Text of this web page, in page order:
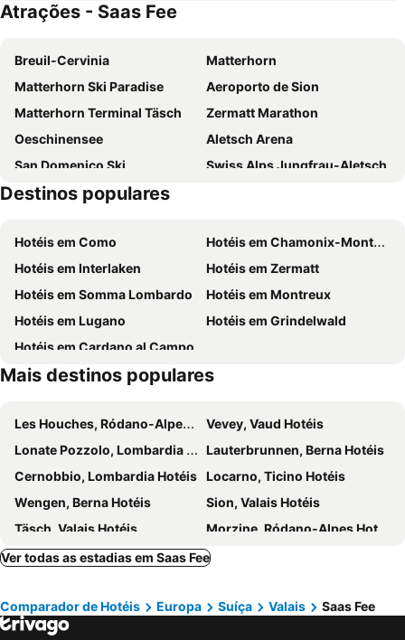
Hotel Ambassador Zermatt
Hotel Bahnhof
Hotel Butterfly
Revier Mountain Lodge Saas-Fee
Hotel City
Alex Alpine Resort - Spa & Sports
Hotel AMBiANCE
Hotel Testa Grigia
Grand Hotel Zermatterhof
Matterhorn FOCUS Design Hotel
Hotel Taescherhof
Naco Aparthotel by Arca Spa
BaseCamp Hotel
Hotel Adonis
3100 Kulmhotel Gornergrat
Hotel Klein Matterhorn
Hotel Signal
Schweizerhof Zermatt
BEAUSiTE Zermatt
Hotel Alphubel
Hotel Simi
Hotel Weisshorn
Mountain Exposure Zermatt
Wellnesshotel Schweizerhof
Hotel Bristol
Hotel Europa
Hotel Täscherhof
Elite
Hotel Holiday
Hotel Daniela
Hotel Derby
Hotel Marmotte
The Capra Saas-Fee
Navigare Resorts
Best Western Metropol Grand
Hotel Etoile
Elite Alpine Lodge
Atrações - Saas Fee
Breuil-Cervinia
Matterhorn
Matterhorn Ski Paradise
Aeroporto de Sion
Matterhorn Terminal Täsch
Zermatt Marathon
Oeschinensee
Aletsch Arena
San Domenico Ski
Swiss Alps Jungfrau-Aletsch
Station Leukerbad
Borgo di Macugnaga
Monte Rosa Star
Gornergrat Bahn
Iglu-Dorf Zermatt
Forest Fun Park
Barrage de la Grande Dixence
Terme di Premia
Truemmelbach Falls
Roman-Irish Night
Dorfplatz
Destinos populares
Hotéis em Como
Hotéis em Chamonix-Mont-Blanc
Hotéis em Interlaken
Hotéis em Zermatt
Hotéis em Somma Lombardo
Hotéis em Montreux
Hotéis em Lugano
Hotéis em Grindelwald
Hotéis em Cardano al Campo
Mais destinos populares
Les Houches, Ródano-Alpes Hotéis
Vevey, Vaud Hotéis
Lonate Pozzolo, Lombardia Hotéis
Lauterbrunnen, Berna Hotéis
Cernobbio, Lombardia Hotéis Locarno, Ticino Hotéis
Wengen, Berna Hotéis
Sion, Valais Hotéis
Täsch, Valais Hotéis
Morzine, Ródano-Alpes Hotéis
Stresa, Piemonte Hotéis
Bulle, Friburgo Hotéis
Oleggio, Piemonte Hotéis
Montano Lucino, Lombardia Hotéis
Kandersteg, Berna Hotéis
Ver todas as estadias em Saas Fee
Comparador de Hotéis Europa Suíça Valais Saas Fee